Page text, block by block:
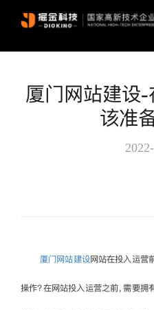
厦门网站建设
该准
厦门网站建设网站在投入运营
操作？在网站投入运营之前，需要